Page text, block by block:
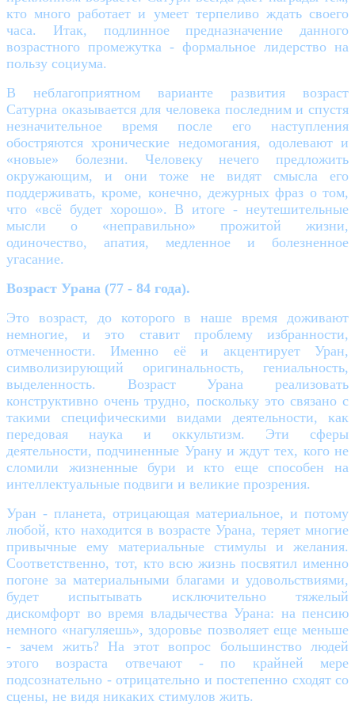
кто много работает и умеет терпеливо ждать своего
часа. Итак, подлинное предназначение данного
возрастного промежутка - формальное лидерство на
пользу социума.
В неблагоприятном варианте развития возраст
Сатурна оказывается для человека последним и спустя
незначительное время после его наступления
обостряются хронические недомогания, одолевают и
«новые» болезни. Человеку нечего предложить
окружающим, и они тоже не видят смысла его
поддерживать, кроме, конечно, дежурных фраз о том,
что «всё будет хорошо». В итоге - неутешительные
мысли о «неправильно» прожитой жизни,
одиночество, апатия, медленное и болезненное
угасание.
Возраст Урана (77 - 84 года).
Это возраст, до которого в наше время доживают
немногие, и это ставит проблему избранности,
отмеченности. Именно её и акцентирует Уран,
символизирующий оригинальность, гениальность,
выделенность. Возраст Урана реализовать
конструктивно очень трудно, поскольку это связано с
такими специфическими видами деятельности, как
передовая наука и оккультизм. Эти сферы
деятельности, подчиненные Урану и ждут тех, кого не
сломили жизненные бури и кто еще способен на
интеллектуальные подвиги и великие прозрения.
Уран - планета, отрицающая материальное, и потому
любой, кто находится в возрасте Урана, теряет многие
привычные ему материальные стимулы и желания.
Соответственно, тот, кто всю жизнь посвятил именно
погоне за материальными благами и удовольствиями,
будет испытывать исключительно тяжелый
дискомфорт во время владычества Урана: на пенсию
немного «нагуляешь», здоровье позволяет еще меньше
- зачем жить? На этот вопрос большинство людей
этого возраста отвечают - по крайней мере
подсознательно - отрицательно и постепенно сходят со
сцены, не видя никаких стимулов жить.